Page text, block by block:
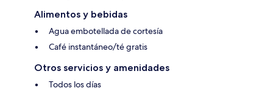
Alimentos y bebidas
Agua embotellada de cortesía
Café instantáneo/té gratis
Otros servicios y amenidades
Todos los días